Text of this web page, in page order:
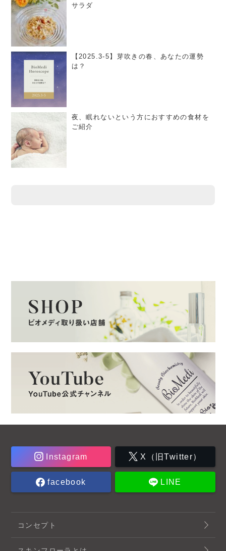
サラダ
【2025.3-5】芽吹きの春、あなたの運勢
は？
夜、眠れないという方におすすめの食材を
ご紹介
Instagram X（旧Twitter）
facebook LINE
コンセプト